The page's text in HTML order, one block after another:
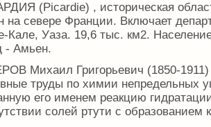
(Picardie) , историческая
на севере Франции. Включает
Кале, Уаза. 19,6 тыс. км2.
- Амьен.
Михаил Григорьевич (1850-1911)
труды по химии непредельных
его именем реакцию
солей ртути с образованием